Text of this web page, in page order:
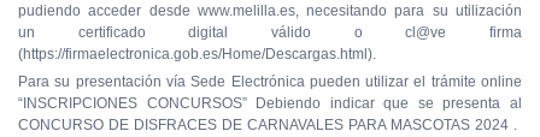
pudiendo acceder desde www.melilla.es, necesitando para su utilización
un certificado digital válido o cl@ve firma
(https://firmaelectronica.gob.es/Home/Descargas.html).
Para su presentación vía Sede Electrónica pueden utilizar el trámite online
“INSCRIPCIONES CONCURSOS” Debiendo indicar que se presenta al
CONCURSO DE DISFRACES DE CARNAVALES PARA MASCOTAS 2024 .